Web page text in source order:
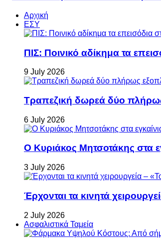
Αρχική
ΕΣΥ
ΠΙΣ: Ποινικό αδίκημα τα
9 July 2026
Τραπεζική δωρεά δύο
6 July 2026
Ο Κυριάκος Μητσοτάκης στα
3 July 2026
Έρχονται τα κινητά
2 July 2026
Ασφαλιστικά Ταμεία